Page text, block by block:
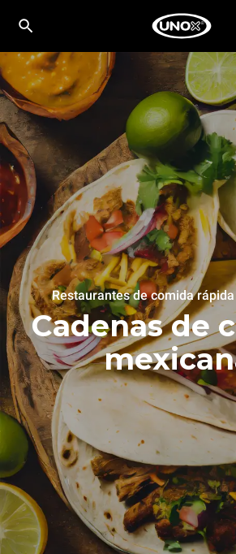
Restaurantes de comida
Cadenas de